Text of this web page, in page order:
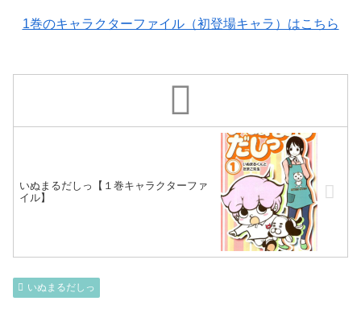
1巻のキャラクターファイル（初登場キャラ）はこちら
いぬまるだしっ【１巻キャラクターファ
イル】
いぬまるだしっ